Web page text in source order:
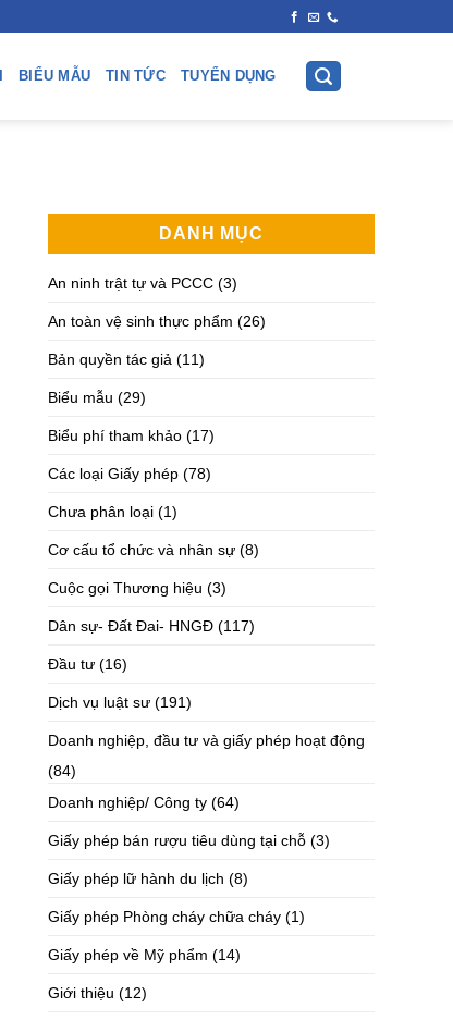
BIỂU MẪU TIN TỨC TUYỂN DỤNG
DANH MỤC
An ninh trật tự và PCCC (3)
An toàn vệ sinh thực phẩm (26)
Bản quyền tác giả (11)
Biểu mẫu (29)
Biểu phí tham khảo (17)
Các loại Giấy phép (78)
Chưa phân loại (1)
Cơ cấu tổ chức và nhân sự (8)
Cuộc gọi Thương hiệu (3)
Dân sự- Đất Đai- HNGĐ (117)
Đầu tư (16)
Dịch vụ luật sư (191)
Doanh nghiệp, đầu tư và giấy phép hoạt động
(84)
Doanh nghiệp/ Công ty (64)
Giấy phép bán rượu tiêu dùng tại chỗ (3)
Giấy phép lữ hành du lịch (8)
Giấy phép Phòng cháy chữa cháy (1)
Giấy phép về Mỹ phẩm (14)
Giới thiệu (12)